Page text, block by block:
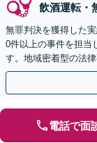
飲酒運転・
無罪判決を獲得した
0件以上の事件を担当
す。地域密着型の法
い、「迅速かつ有利
電話で面